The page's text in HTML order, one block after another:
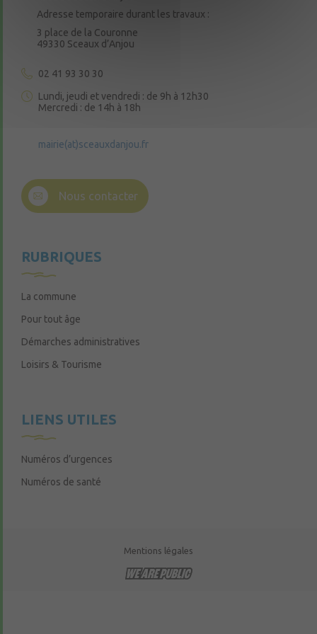
Adresse temporaire durant les travaux :
3 place de la Couronne
49330 Sceaux d’Anjou
02 41 93 30 30
Lundi, jeudi et vendredi : de 9h à 12h30
Mercredi : de 14h à 18h
mairie(at)sceauxdanjou.fr
Nous contacter
RUBRIQUES
La commune
Pour tout âge
Démarches administratives
Loisirs & Tourisme
LIENS UTILES
Numéros d’urgences
Numéros de santé
Mentions légales